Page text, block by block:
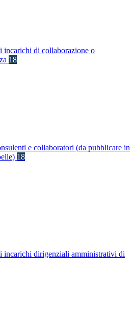
incarichi di collaborazione o
18
e collaboratori (da pubblicare in
18
incarichi dirigenziali amministrativi di